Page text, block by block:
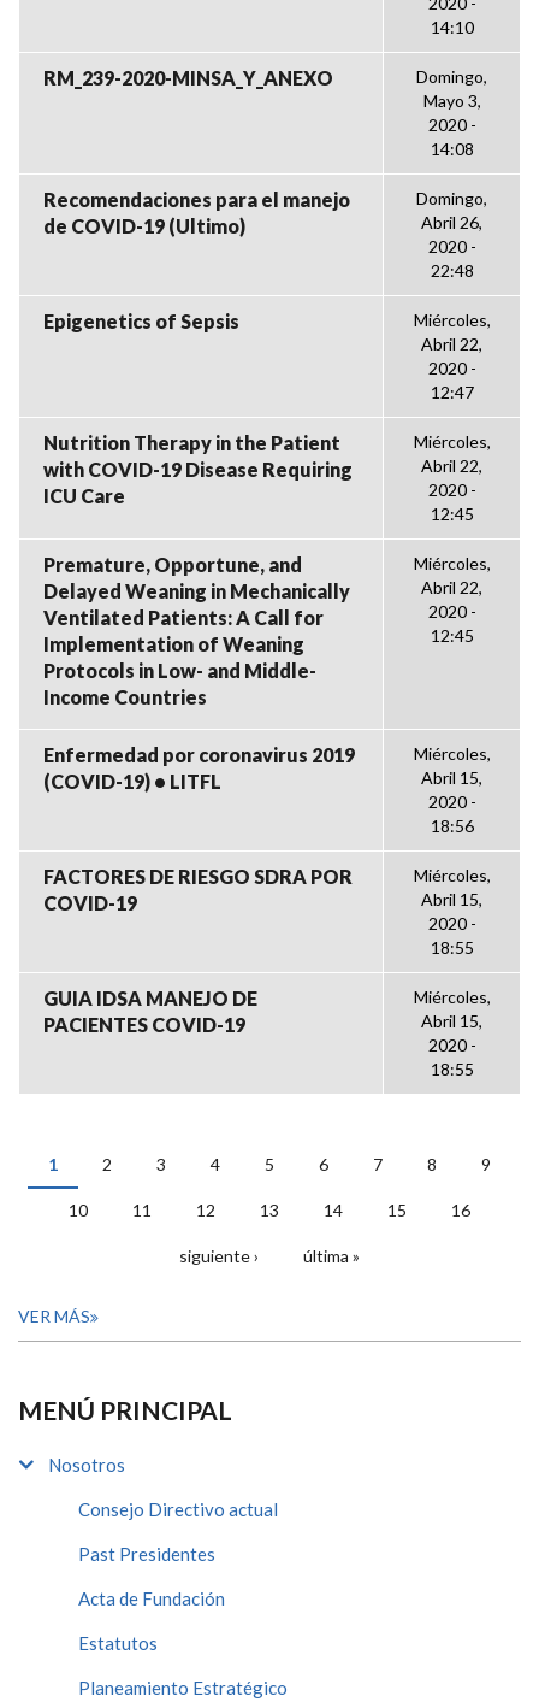
14:10
RM_239-2020-MINSA_Y_ANEXO
Domingo,
Mayo 3,
2020 -
14:08
Recomendaciones para el manejo
de COVID-19 (Ultimo)
Domingo,
Abril 26,
2020 -
22:48
Epigenetics of Sepsis
Miércoles,
Abril 22,
2020 -
12:47
Nutrition Therapy in the Patient
with COVID-19 Disease Requiring
ICU Care
Miércoles,
Abril 22,
2020 -
12:45
Premature, Opportune, and
Delayed Weaning in Mechanically
Ventilated Patients: A Call for
Implementation of Weaning
Protocols in Low- and Middle-
Income Countries
Miércoles,
Abril 22,
2020 -
12:45
Enfermedad por coronavirus 2019
(COVID-19) • LITFL
Miércoles,
Abril 15,
2020 -
18:56
FACTORES DE RIESGO SDRA POR
COVID-19
Miércoles,
Abril 15,
2020 -
18:55
GUIA IDSA MANEJO DE
PACIENTES COVID-19
Miércoles,
Abril 15,
2020 -
18:55
PÁGINAS
1 2 3 4 5 6 7 8 9
10 11 12 13 14 15 16
siguiente › última »
VER MÁS
MENÚ PRINCIPAL
Nosotros
Consejo Directivo actual
Past Presidentes
Acta de Fundación
Estatutos
Planeamiento Estratégico